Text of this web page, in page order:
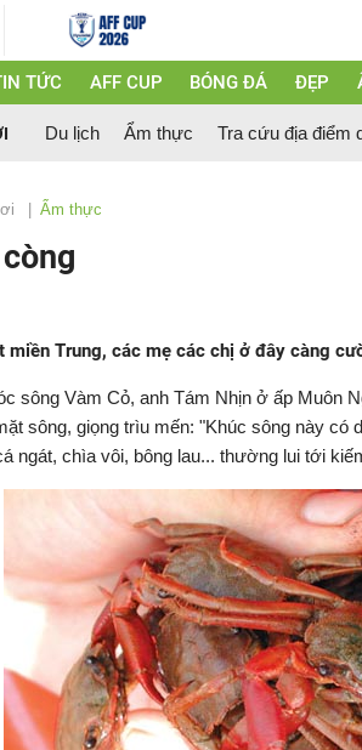
TỨC AFF CUP BÓNG ĐÁ ĐẸP
Du lịch Ẩm thực Tra cứu địa điểm
Ẩm thực
miền Trung, các mẹ các chị ở đây càng
sông Vàm Cỏ, anh Tám Nhịn ở ấp Muôn
sông, giọng trìu mến: "Khúc sông này
ngát, chìa vôi, bông lau... thường lui tới